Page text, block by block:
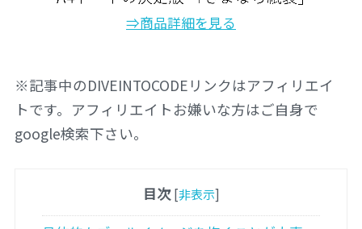
⇒商品詳細を見る
※記事中のDIVEINTOCODEリンクはアフィリエイ
トです。アフィリエイトお嫌いな方はご自身で
google検索下さい。
目次 [非表示]